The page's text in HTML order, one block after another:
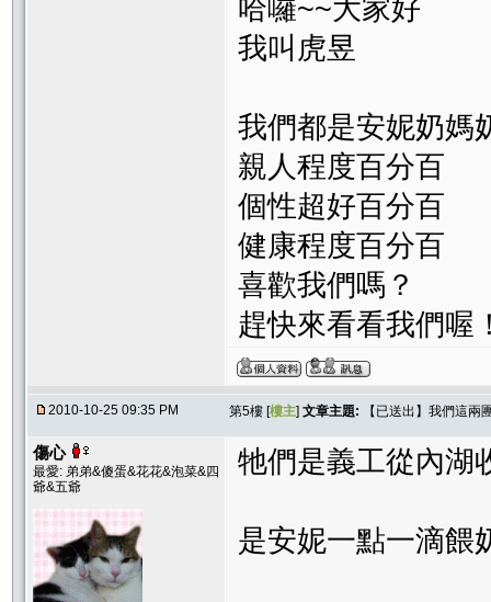
哈囉~~大家好
我叫虎昱
我們都是安妮奶媽
親人程度百分百
個性超好百分百
健康程度百分百
喜歡我們嗎？
趕快來看看我們喔
2010-10-25 09:35 PM 第5樓 [樓主] 文章主題: 【已送出】我們這
傷心
最愛: 弟弟&傻蛋&花花&泡菜&四
爺&五爺
牠們是義工從內湖
是安妮一點一滴餵